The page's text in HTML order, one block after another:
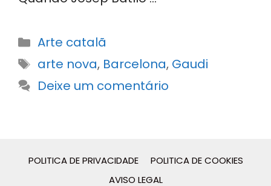
Categorias
Arte catalã
Etiquetas
arte nova, Barcelona, Gaudi
Deixe um comentário
POLITICA DE PRIVACIDADE
POLITICA DE COOKIES
AVISO LEGAL